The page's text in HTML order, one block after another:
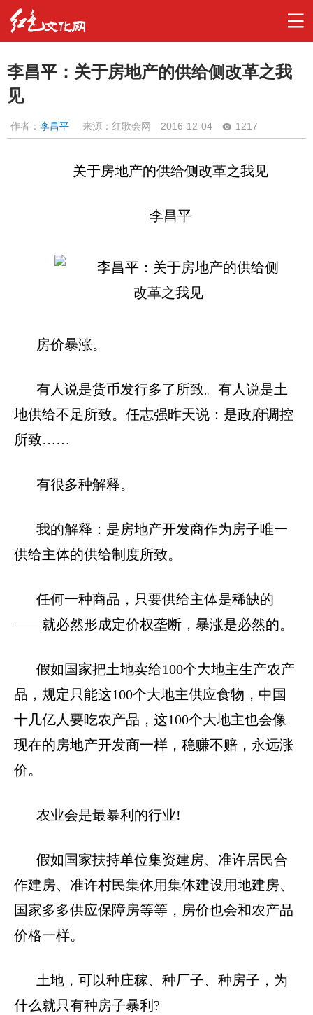
李昌平：关于房地产的供给侧改革之我
见
作者： 李昌平 来源：红歌会网 2016-12-04 1217
关于房地产的供给侧改革之我见
李昌平
房价暴涨。
有人说是货币发行多了所致。有人说是土
地供给不足所致。任志强昨天说：是政府调控
所致……
有很多种解释。
我的解释：是房地产开发商作为房子唯一
供给主体的供给制度所致。
任何一种商品，只要供给主体是稀缺的
——就必然形成定价权垄断，暴涨是必然的。
假如国家把土地卖给100个大地主生产农产
品，规定只能这100个大地主供应食物，中国
十几亿人要吃农产品，这100个大地主也会像
现在的房地产开发商一样，稳赚不赔，永远涨
价。
农业会是最暴利的行业!
假如国家扶持单位集资建房、准许居民合
作建房、准许村民集体用集体建设用地建房、
国家多多供应保障房等等，房价也会和农产品
价格一样。
土地，可以种庄稼、种厂子、种房子，为
什么就只有种房子暴利 ?